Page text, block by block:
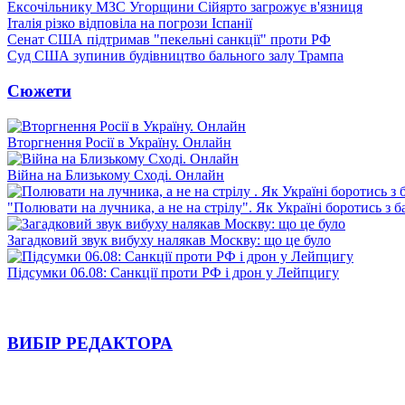
Ексочільнику МЗС Угорщини Сійярто загрожує в'язниця
Італія різко відповіла на погрози Іспанії
Сенат США підтримав "пекельні санкції" проти РФ
Суд США зупинив будівництво бального залу Трампа
Сюжети
Вторгнення Росії в Україну. Онлайн
Війна на Близькому Сході. Онлайн
"Полювати на лучника, а не на стрілу". Як Україні боротись з
Загадковий звук вибуху налякав Москву: що це було
Підсумки 06.08: Санкції проти РФ і дрон у Лейпцигу
ВИБІР РЕДАКТОРА